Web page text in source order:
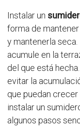
Instalar un
forma de
y mantenerla
acumule en la
del que está
evitar la
que puedan
instalar un
algunos pasos